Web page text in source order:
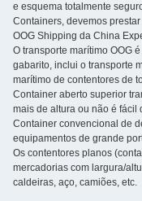
e esquema totalmente
Containers, devemos
OOG Shipping da China
O transporte marítimo OOG
gabarito, inclui o transporte
marítimo de contentores de
Container aberto superior
mais de altura ou não é fácil
Container convencional de
equipamentos de grande
Os contentores planos
mercadorias com largura/
caldeiras, aço, camiões, etc.